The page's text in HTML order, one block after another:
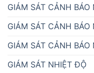
GIÁM SÁT CẢNH
GIÁM SÁT CẢNH
GIÁM SÁT CẢNH
GIÁM SÁT NHIỆT ĐỘ